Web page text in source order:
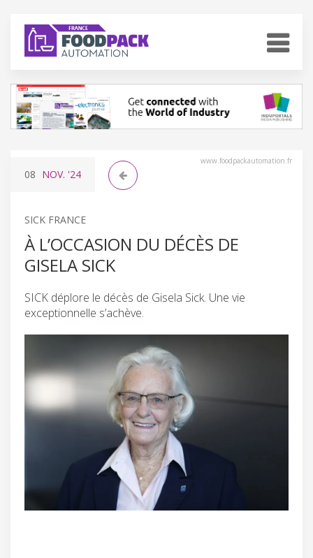
www.foodpackautomation.fr
08 NOV. '24
SICK FRANCE
À L’OCCASION DU DÉCÈS DE
GISELA SICK
SICK déplore le décès de Gisela Sick. Une vie
exceptionnelle s’achève.